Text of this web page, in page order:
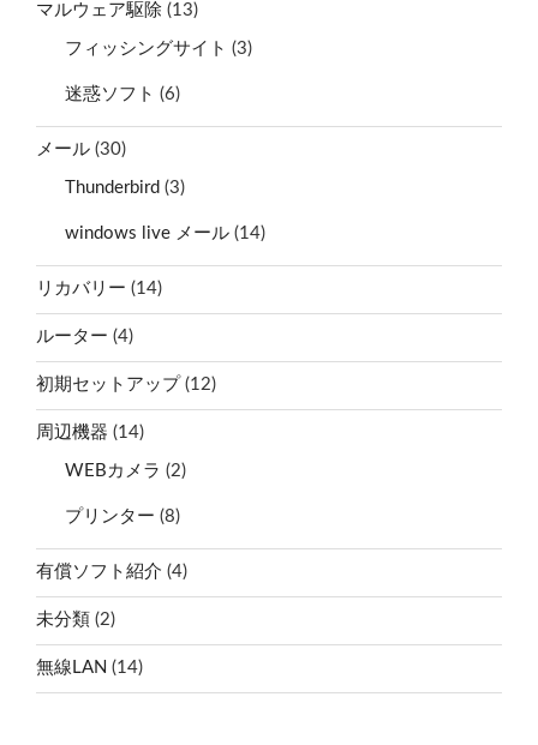
マルウェア駆除 (13)
フィッシングサイト (3)
迷惑ソフト (6)
メール (30)
Thunderbird (3)
windows live メール (14)
リカバリー (14)
ルーター (4)
初期セットアップ (12)
周辺機器 (14)
WEBカメラ (2)
プリンター (8)
有償ソフト紹介 (4)
未分類 (2)
無線LAN (14)